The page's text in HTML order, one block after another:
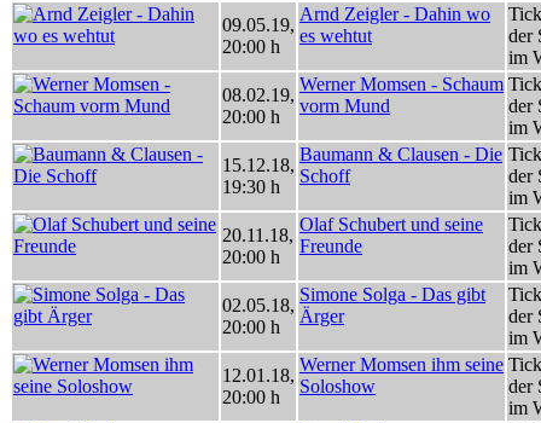
09.05.19,
20:00 h
Arnd Zeigler - Dahin wo
es wehtut
der
im
08.02.19,
20:00 h
Werner Momsen - Schaum
vorm Mund
der
im
15.12.18,
19:30 h
Baumann & Clausen - Die
Schoff
der
im
20.11.18,
20:00 h
Olaf Schubert und seine
Freunde
der
im
02.05.18,
20:00 h
Simone Solga - Das gibt
Ärger
der
im
12.01.18,
20:00 h
Werner Momsen ihm seine
Soloshow
der
im